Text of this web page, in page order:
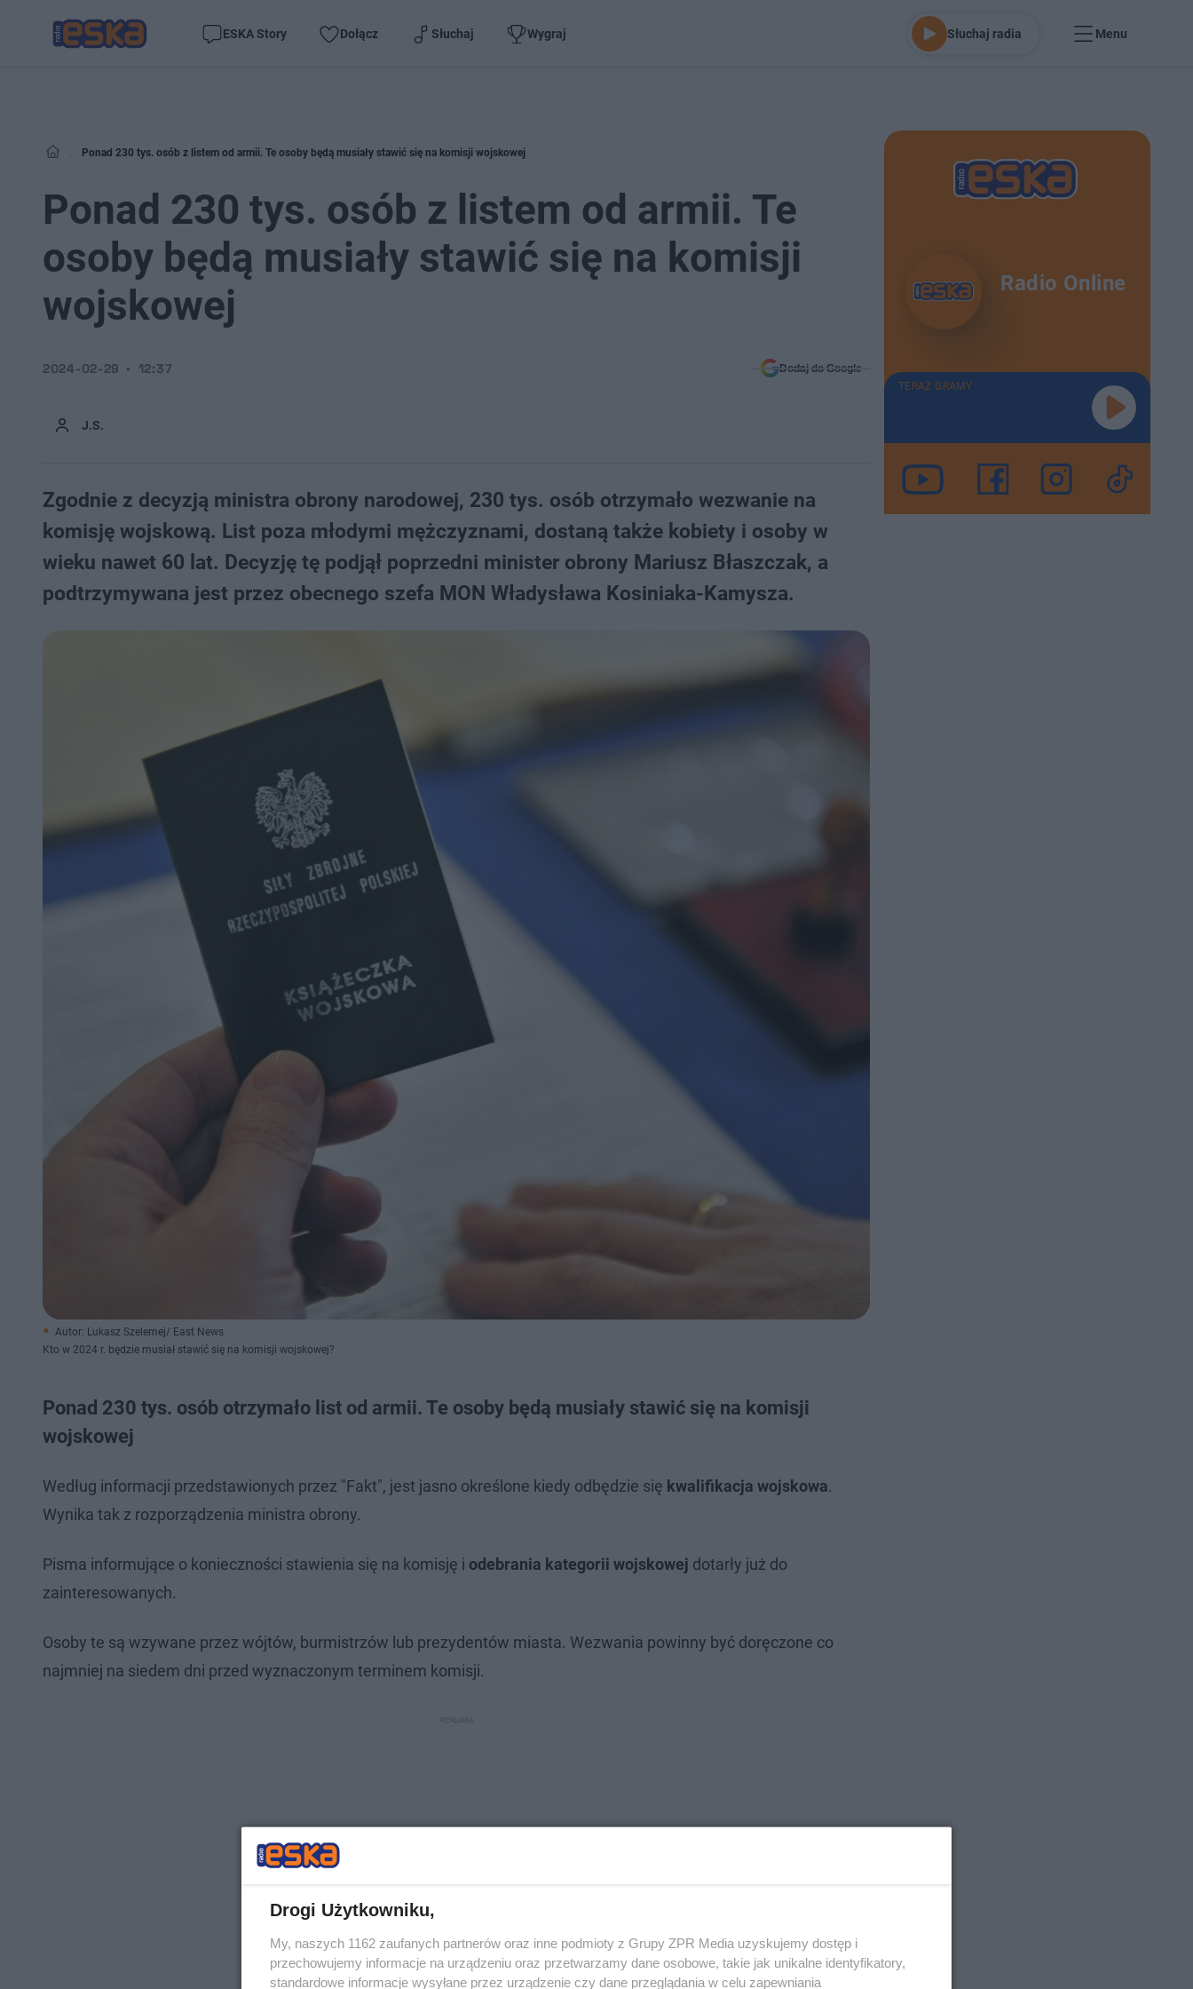
ESKA Story Dołącz Słuchaj Wygraj Słuchaj radia Menu
Ponad 230 tys. osób z listem od armii. Te osoby będą musiały stawić się na komisji wojskowej
Ponad 230 tys. osób z listem od armii. Te
osoby będą musiały stawić się na komisji
wojskowej
J.S.
2024-02-29 12:37 Dodaj do Google
Zgodnie z decyzją ministra obrony narodowej, 230 tys. osób otrzymało wezwanie na
komisję wojskową. List poza młodymi mężczyznami, dostaną także kobiety i osoby w
wieku nawet 60 lat. Decyzję tę podjął poprzedni minister obrony Mariusz Błaszczak, a
podtrzymywana jest przez obecnego szefa MON Władysława Kosiniaka-Kamysza.
Autor: Lukasz Szelemej/ East News
Kto w 2024 r. będzie musiał stawić się na komisji wojskowej?
Ponad 230 tys. osób otrzymało list od armii. Te osoby będą musiały stawić się na komisji
wojskowej
Według informacji przedstawionych przez "Fakt", jest jasno określone kiedy odbędzie się kwalifikacja wojskowa.
Wynika tak z rozporządzenia ministra obrony.
Pisma informujące o konieczności stawienia się na komisję i odebrania kategorii wojskowej dotarły już do
zainteresowanych.
Osoby te są wzywane przez wójtów, burmistrzów lub prezydentów miasta. Wezwania powinny być doręczone co
najmniej na siedem dni przed wyznaczonym terminem komisji.
Radio Online
TERAZ GRAMY
Drogi Użytkowniku,
My, naszych 1162 zaufanych partnerów oraz inne podmioty z Grupy ZPR Media uzyskujemy dostęp i
przechowujemy informacje na urządzeniu oraz przetwarzamy dane osobowe, takie jak unikalne identyfikatory,
standardowe informacje wysyłane przez urządzenie czy dane przeglądania w celu zapewniania